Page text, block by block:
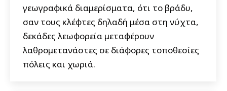
γεωγραφικά διαμερίσματα, ότι το βράδυ,
σαν τους κλέφτες δηλαδή μέσα στη νύχτα,
δεκάδες λεωφορεία μεταφέρουν
λαθρομετανάστες σε διάφορες τοποθεσίες
πόλεις και χωριά.